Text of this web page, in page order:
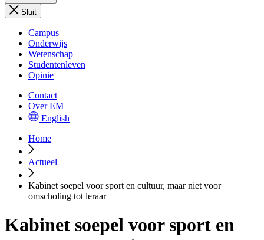
Sluit
Campus
Onderwijs
Wetenschap
Studentenleven
Opinie
Contact
Over EM
English
Home
Actueel
Kabinet soepel voor sport en cultuur, maar niet voor
omscholing tot leraar
Kabinet soepel voor sport en